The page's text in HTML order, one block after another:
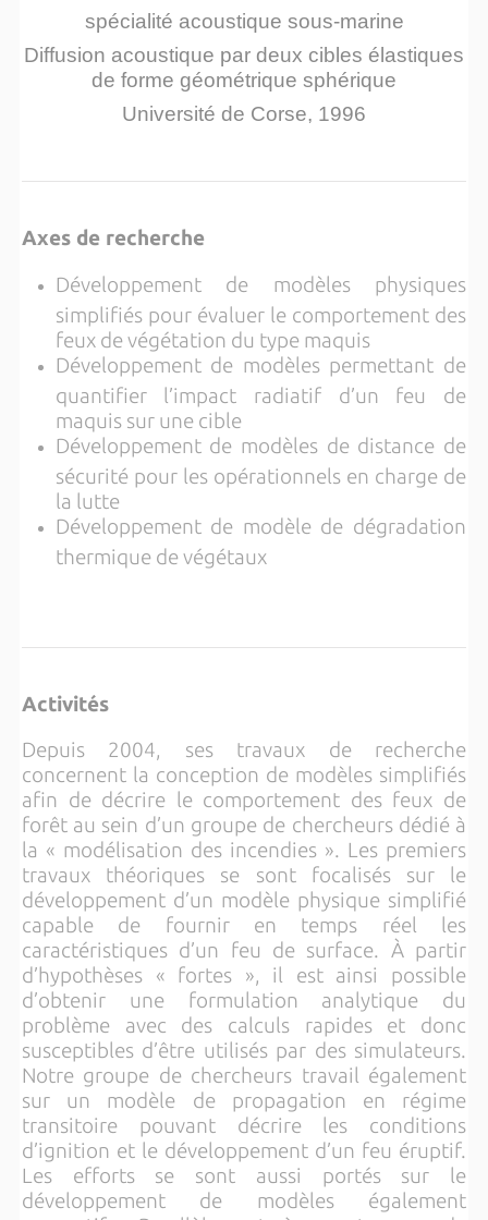
spécialité acoustique sous-marine
Diffusion acoustique par deux cibles élastiques
de forme géométrique sphérique
Université de Corse, 1996
Axes de recherche
Développement de modèles physiques
simplifiés pour évaluer le comportement des
feux de végétation du type maquis
Développement de modèles permettant de
quantifier l’impact radiatif d’un feu de
maquis sur une cible
Développement de modèles de distance de
sécurité pour les opérationnels en charge de
la lutte
Développement de modèle de dégradation
thermique de végétaux
Activités
Depuis 2004, ses travaux de recherche
concernent la conception de modèles simplifiés
afin de décrire le comportement des feux de
forêt au sein d’un groupe de chercheurs dédié à
la « modélisation des incendies ». Les premiers
travaux théoriques se sont focalisés sur le
développement d’un modèle physique simplifié
capable de fournir en temps réel les
caractéristiques d’un feu de surface. À partir
d’hypothèses « fortes », il est ainsi possible
d’obtenir une formulation analytique du
problème avec des calculs rapides et donc
susceptibles d’être utilisés par des simulateurs.
Notre groupe de chercheurs travail également
sur un modèle de propagation en régime
transitoire pouvant décrire les conditions
d’ignition et le développement d’un feu éruptif.
Les efforts se sont aussi portés sur le
développement de modèles également